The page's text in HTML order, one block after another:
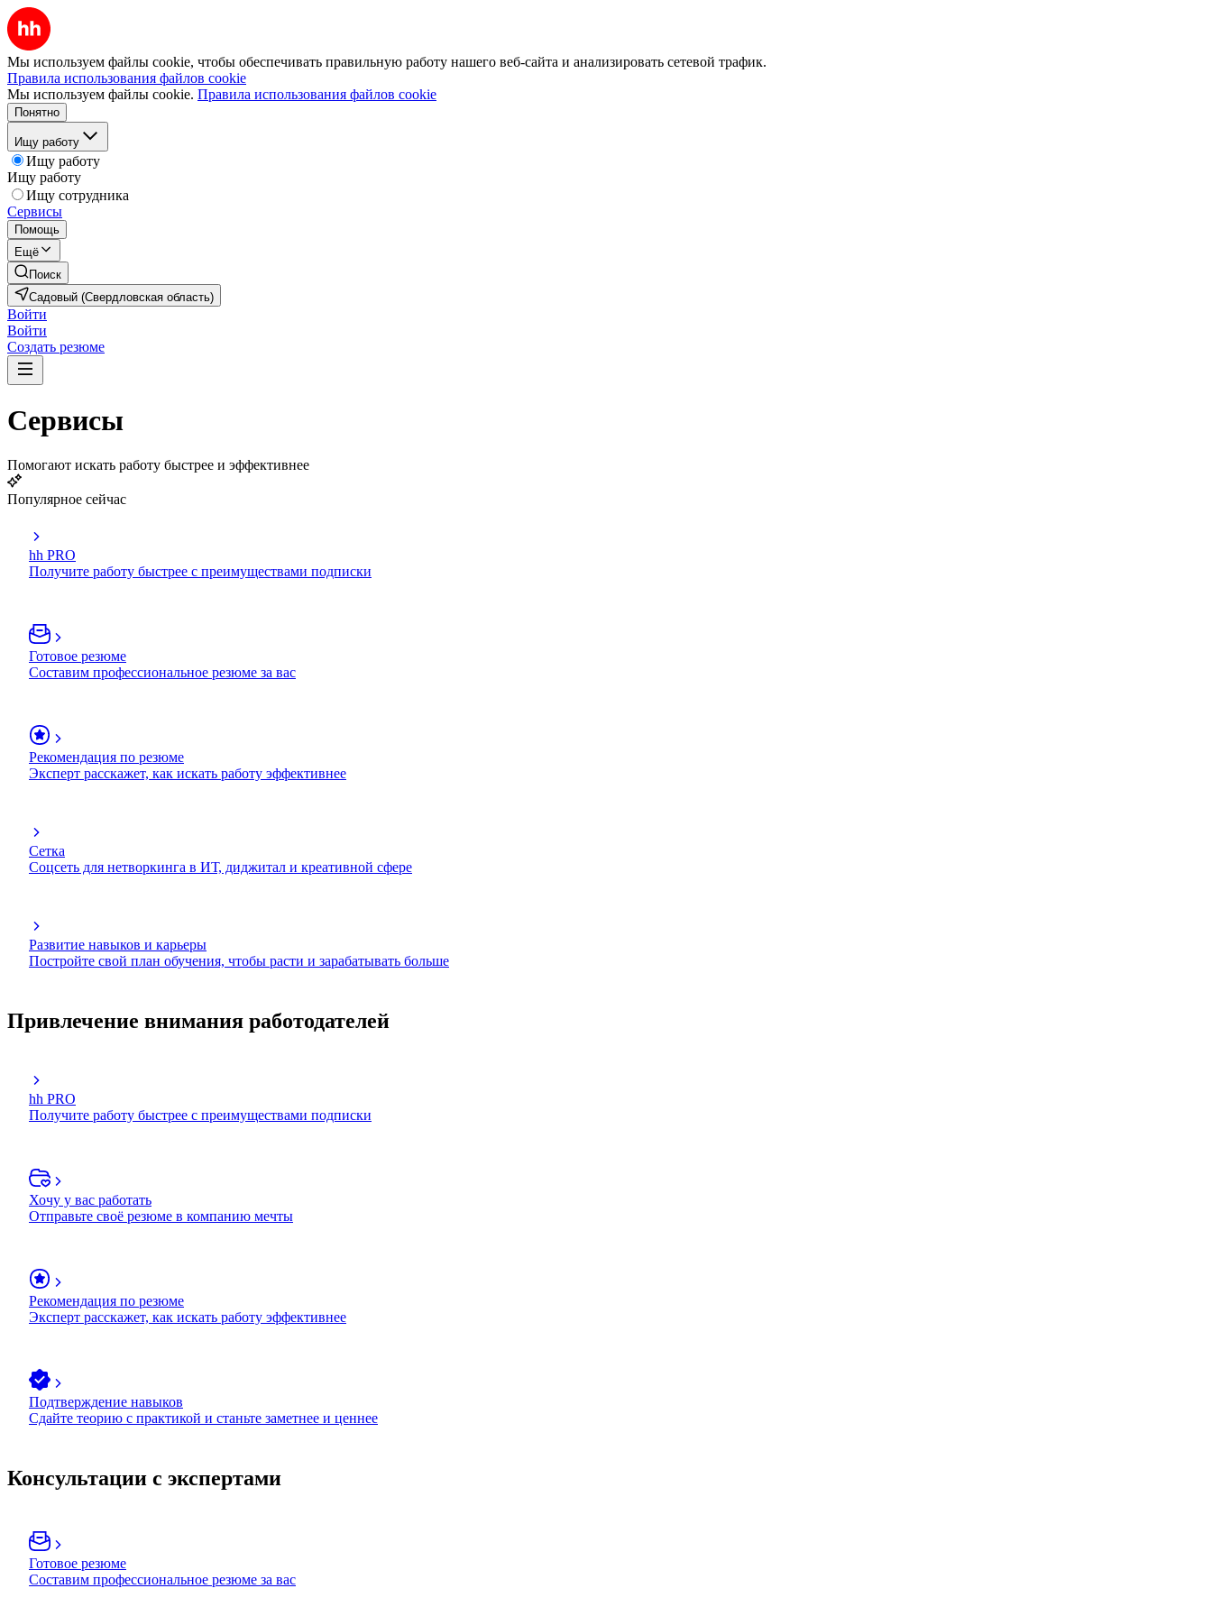
Мы используем файлы cookie, чтобы обеспечивать правильную работу нашего веб-сайта и анализировать сетевой трафик.
Правила использования файлов cookie
Мы используем файлы cookie. Правила использования файлов cookie
Понятно
Ищу работу
Ищу работу
Ищу работу
Ищу сотрудника
Сервисы
Помощь
Ещё
Поиск
Садовый (Свердловская область)
Войти
Войти
Создать резюме
Сервисы
Помогают искать работу быстрее и эффективнее
Популярное сейчас
hh PRO
Получите работу быстрее с преимуществами подписки
Готовое резюме
Составим профессиональное резюме за вас
Рекомендация по резюме
Эксперт расскажет, как искать работу эффективнее
Сетка
Соцсеть для нетворкинга в ИТ, диджитал и креативной сфере
Развитие навыков и карьеры
Постройте свой план обучения, чтобы расти и зарабатывать больше
Привлечение внимания работодателей
hh PRO
Получите работу быстрее с преимуществами подписки
Хочу у вас работать
Отправьте своё резюме в компанию мечты
Рекомендация по резюме
Эксперт расскажет, как искать работу эффективнее
Подтверждение навыков
Сдайте теорию с практикой и станьте заметнее и ценнее
Консультации с экспертами
Готовое резюме
Составим профессиональное резюме за вас